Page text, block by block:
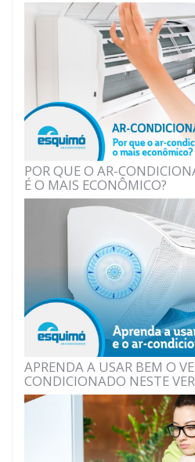
POR QUE O AR-
É O MAIS ECONÔMICO?
APRENDA A USAR BEM O
CONDICIONADO NESTE